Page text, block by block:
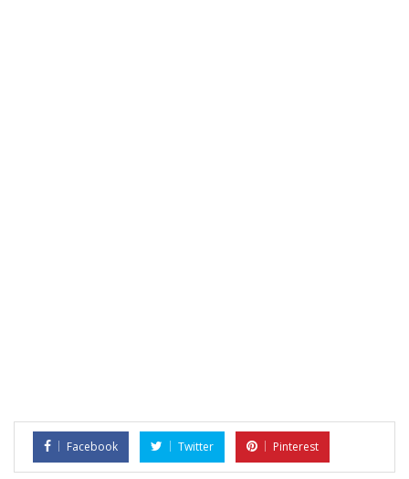
Facebook Twitter Pinterest